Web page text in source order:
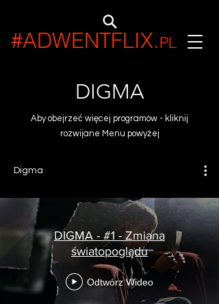
#ADWENTFLIX.PL
DIGMA
Aby obejrzeć więcej programów - kliknij
rozwijane Menu powyżej
Digma
DIGMA - #1 - Zmiana
światopoglądu
Odtwórz Wideo